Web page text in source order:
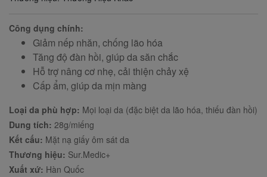
Công dụng chính:
Giảm nếp nhăn, chống lão hóa
Tăng độ đàn hồi, giúp da săn chắc
Hỗ trợ nâng cơ nhẹ, cải thiện chảy xệ
Cấp ẩm, giúp da mịn màng
Loại da phù hợp: Mọi loại da (đặc biệt da lão hóa, thiếu đàn hồi)
Dung tích: 28g/miếng
Kết cấu: Mặt nạ giấy ôm sát da
Thương hiệu: Sur.Medic+
Xuất xứ: Hàn Quốc